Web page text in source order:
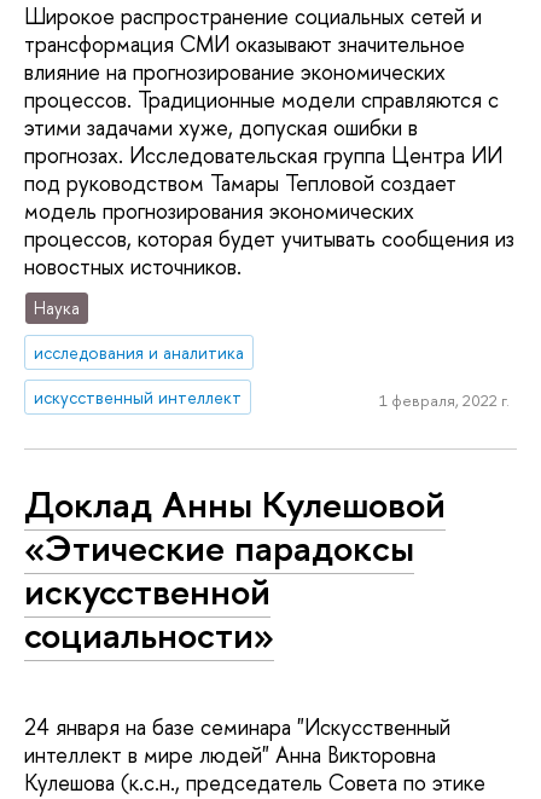
Широкое распространение социальных сетей и
трансформация СМИ оказывают значительное
влияние на прогнозирование экономических
процессов. Традиционные модели справляются с
этими задачами хуже, допуская ошибки в
прогнозах. Исследовательская группа Центра ИИ
под руководством Тамары Тепловой создает
модель прогнозирования экономических
процессов, которая будет учитывать сообщения из
новостных источников.
Наука
исследования и аналитика
искусственный интеллект
1 февраля, 2022 г.
Доклад Анны Кулешовой
«Этические парадоксы
искусственной
социальности»
24 января на базе семинара "Искусственный
интеллект в мире людей" Анна Викторовна
Кулешова (к.с.н., председатель Совета по этике